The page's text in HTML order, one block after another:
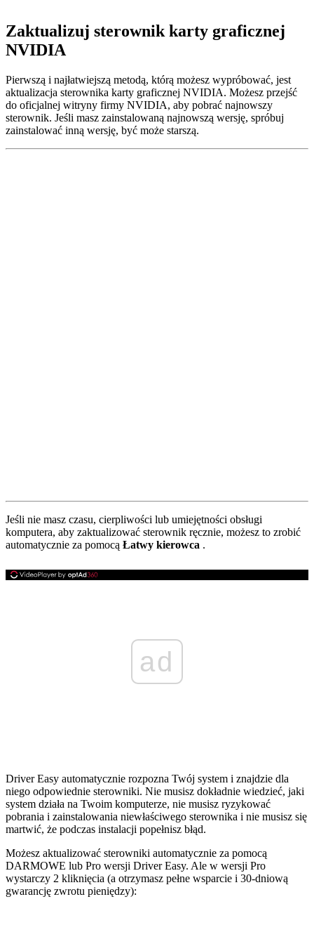
Zaktualizuj sterownik karty graficznej
NVIDIA
Pierwszą i najłatwiejszą metodą, którą możesz wypróbować, jest
aktualizacja sterownika karty graficznej NVIDIA. Możesz przejść
do oficjalnej witryny firmy NVIDIA, aby pobrać najnowszy
sterownik. Jeśli masz zainstalowaną najnowszą wersję, spróbuj
zainstalować inną wersję, być może starszą.
Jeśli nie masz czasu, cierpliwości lub umiejętności obsługi
komputera, aby zaktualizować sterownik ręcznie, możesz to zrobić
automatycznie za pomocą Łatwy kierowca .
ad
Driver Easy automatycznie rozpozna Twój system i znajdzie dla
niego odpowiednie sterowniki. Nie musisz dokładnie wiedzieć, jaki
system działa na Twoim komputerze, nie musisz ryzykować
pobrania i zainstalowania niewłaściwego sterownika i nie musisz się
martwić, że podczas instalacji popełnisz błąd.
Możesz aktualizować sterowniki automatycznie za pomocą
DARMOWE lub Pro wersji Driver Easy. Ale w wersji Pro
wystarczy 2 kliknięcia (a otrzymasz pełne wsparcie i 30-dniową
gwarancję zwrotu pieniędzy):